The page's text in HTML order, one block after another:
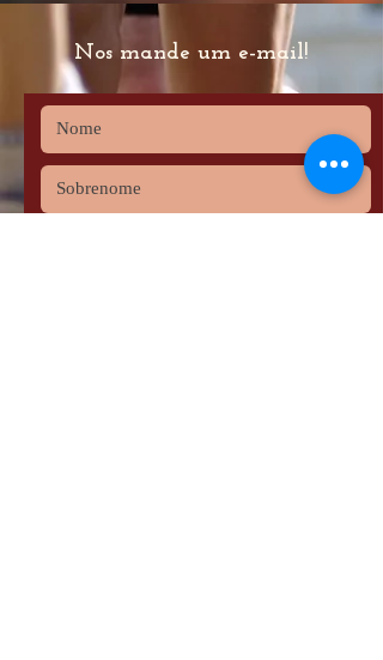
Nos mande um e-mail!